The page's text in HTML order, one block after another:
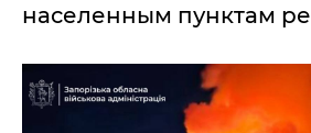
населенным пунктам